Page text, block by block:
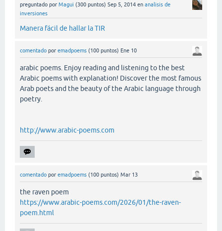
preguntado por Magui (300 puntos) Sep 5, 2014 en analisis de
inversiones
Manera fácil de hallar la TIR
comentado por emadpoems (100 puntos) Ene 10
arabic poems. Enjoy reading and listening to the best
Arabic poems with explanation! Discover the most famous
Arab poets and the beauty of the Arabic language through
poetry.
http://www.arabic-poems.com
comentado por emadpoems (100 puntos) Mar 13
the raven poem
https://www.arabic-poems.com/2026/01/the-raven-
poem.html